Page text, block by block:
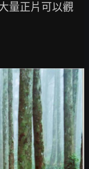
量正片可以觀